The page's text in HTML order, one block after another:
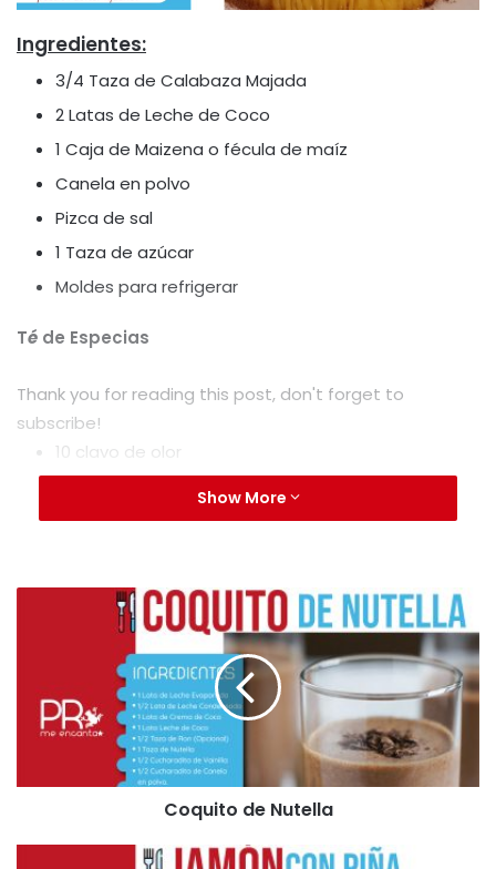
Ingredientes:
3/4 Taza de Calabaza Majada
2 Latas de Leche de Coco
1 Caja de Maizena o fécula de maíz
Canela en polvo
Pizca de sal
1 Taza de azúcar
Moldes para refrigerar
Té de Especias
Thank you for reading this post, don't forget to
subscribe!
10 clavo de olor
3 – 4 anís estrellado
Procedimiento:
Colocar a hervir los ingredientes para el té de
especias en una olla pequeña.
Mezclar en un recipiente grande una lata de leche
de coco junto con la calabaza majada hasta que
quede todo integrado.
En un recipiente aparte colocar la otra lata de
leche de coco, para diluir la maizena junto con el
té de especias y la pizca de sal. IMP: Mezclar muy
Show More
Coquito de Nutella